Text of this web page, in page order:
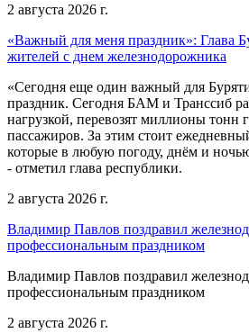
2 августа 2026 г.
«Важный для меня праздник»: Глава
жителей с днем железнодорожника
«Сегодня еще один важный для
праздник. Сегодня БАМ и Транссиб
нагрузкой, перевозят миллионы тонн
пассажиров. За этим стоит
которые в любую погоду, днём и
- отметил глава республики.
2 августа 2026 г.
Владимир Павлов поздравил
профессиональным праздником
Владимир Павлов поздравил
профессиональным праздником
2 августа 2026 г.